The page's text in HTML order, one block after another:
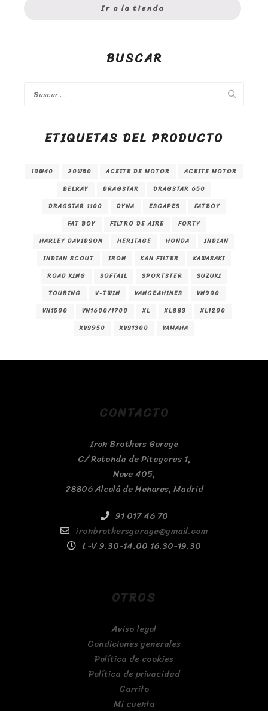
Ir a la tienda
BUSCAR
ETIQUETAS DEL PRODUCTO
10W40 20W50 ACEITE DE MOTOR
ACEITE MOTOR
BELRAY
DRAGSTAR
DRAGSTAR 650
DRAGSTAR 1100
DYNA ESCAPES
FATBOY
FAT BOY
FILTRO DE AIRE
FORTY
HARLEY DAVIDSON
HERITAGE HONDA
INDIAN
INDIAN SCOUT
IRON K&N FILTER
KAWASAKI
ROAD KING
SOFTAIL SPORTSTER
SUZUKI
TOURING
V-TWIN VANCE&HINES
VN900
VN1500
VN1600/1700 XL XL883
XL1200
XVS950
XVS1300 YAMAHA
CONTACTO
Iron Brothers Garage
C/ Rotonda de Pitagoras 1,
Nave 405,
28806 Alcalá de Henares, Madrid
91 017 46 70
ironbrothersgarage@gmail.com
L-V 9.30-14.00 16.30-19.30
OTROS
Aviso legal
Condiciones generales
Política de cookies
Política de privacidad
Carrito
Mi cuenta